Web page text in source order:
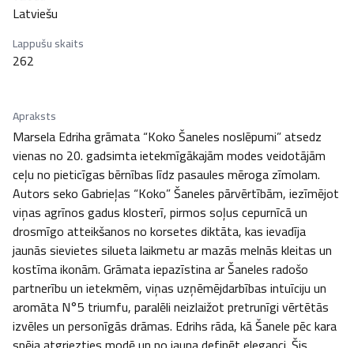
Latviešu
Lappušu skaits
262
Apraksts
Marsela Edriha grāmata “Koko Šaneles noslēpumi” atsedz
vienas no 20. gadsimta ietekmīgākajām modes veidotājām
ceļu no pieticīgas bērnības līdz pasaules mēroga zīmolam.
Autors seko Gabrieļas “Koko” Šaneles pārvērtībām, iezīmējot
viņas agrīnos gadus klosterī, pirmos soļus cepurnīcā un
drosmīgo atteikšanos no korsetes diktāta, kas ievadīja
jaunās sievietes silueta laikmetu ar mazās melnās kleitas un
kostīma ikonām. Grāmata iepazīstina ar Šaneles radošo
partnerību un ietekmēm, viņas uzņēmējdarbības intuīciju un
aromāta N°5 triumfu, paralēli neizlaižot pretrunīgi vērtētās
izvēles un personīgās drāmas. Edrihs rāda, kā Šanele pēc kara